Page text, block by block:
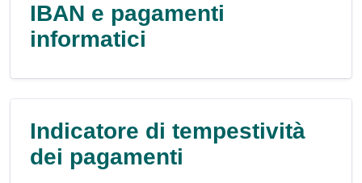
IBAN e pagamenti
informatici
Indicatore di tempestività
dei pagamenti